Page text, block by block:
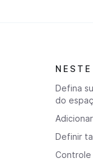
Defina
do
Definir